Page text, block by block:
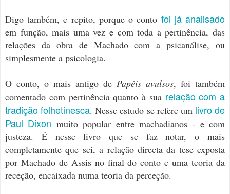
Digo também, e repito, porque o conto foi já analisado
em função, mais uma vez e com toda a pertinência, das
relações da obra de Machado com a psicanálise, ou
simplesmente a psicologia.
O conto, o mais antigo de Papéis avulsos, foi também
comentado com pertinência quanto à sua relação com a
tradição folhetinesca. Nesse estudo se refere um livro de
Paul Dixon muito popular entre machadianos - e com
justeza. É nesse livro que se faz notar, o mais
completamente que sei, a relação directa da tese exposta
por Machado de Assis no final do conto e uma teoria da
receção, encaixada numa teoria da perceção.